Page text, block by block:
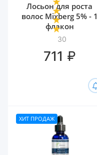
30
Лосьон для роста
волос Mixberg 5% - 1
флакон
711 ₽
ХИТ ПРОДАЖ